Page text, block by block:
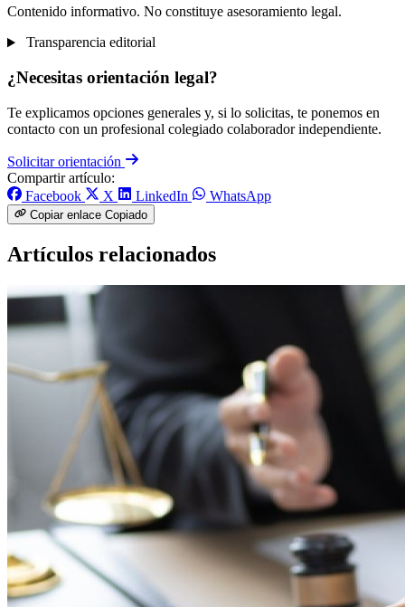
Contenido informativo. No constituye asesoramiento legal.
Transparencia editorial
¿Necesitas orientación legal?
Te explicamos opciones generales y, si lo solicitas, te ponemos en
contacto con un profesional colegiado colaborador independiente.
Solicitar orientación
Compartir artículo:
Facebook
X LinkedIn WhatsApp
Copiar enlace Copiado
Artículos relacionados